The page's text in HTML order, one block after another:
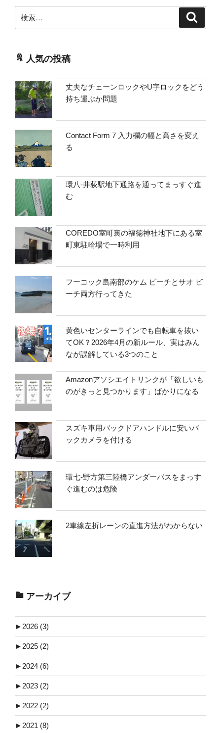
索:
人気の投稿
丈夫なチェーンロックやU字ロックをどう
持ち運ぶか問題
Contact Form 7 入力欄の幅と高さを変え
る
環八-井荻駅地下通路を通ってまっすぐ進
む
COREDO室町裏の福徳神社地下にある室
町東駐輪場で一時利用
フーコック島南部のケム ビーチとサオ ビ
ーチ両方行ってきた
黄色いセンターラインでも自転車を抜い
てOK？2026年4月の新ルール、実はみん
なが誤解している3つのこと
Amazonアソシエイトリンクが「欲しいも
のがきっと見つかります」ばかりになる
スズキ車用バックドアハンドルに安いバ
ックカメラを付ける
環七-野方第三陸橋アンダーパスをまっす
ぐ進むのは危険
2車線左折レーンの直進方法がわからない
アーカイブ
► 2026 (3)
► 2025 (2)
► 2024 (6)
► 2023 (2)
► 2022 (2)
► 2021 (8)